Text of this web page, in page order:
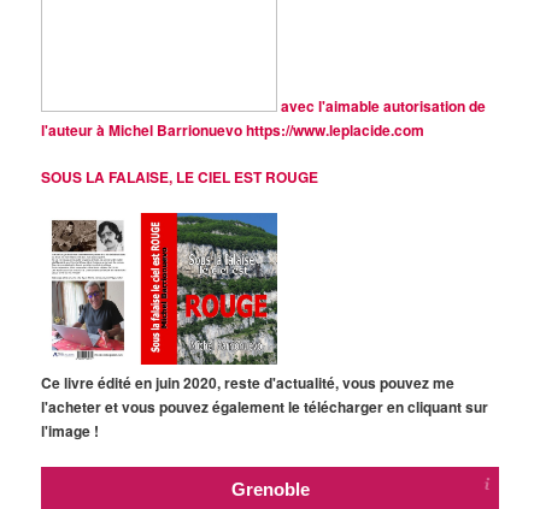
avec l'aimable autorisation de
l'auteur à Michel Barrionuevohttps://www.leplacide.com
SOUS LA FALAISE, LE CIEL EST ROUGE
Ce livre édité en juin 2020, reste d'actualité, vous pouvez me
l'acheter et vous pouvez également le télécharger en cliquant sur
l'image !
Grenoble